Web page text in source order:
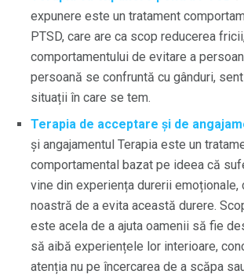
expunere este un tratament
PTSD, care are ca scop reducerea
comportamentului de evitare a
persoană se confruntă cu gânduri,
situații în care se tem.
Terapia de acceptare și de
și angajamentul Terapia este un
comportamental bazat pe ideea că
vine din experiența durerii emoționale,
noastră de a evita această durere.
este acela de a ajuta oamenii să fie
să aibă experiențele lor interioare,
atenția nu pe încercarea de a scăpa